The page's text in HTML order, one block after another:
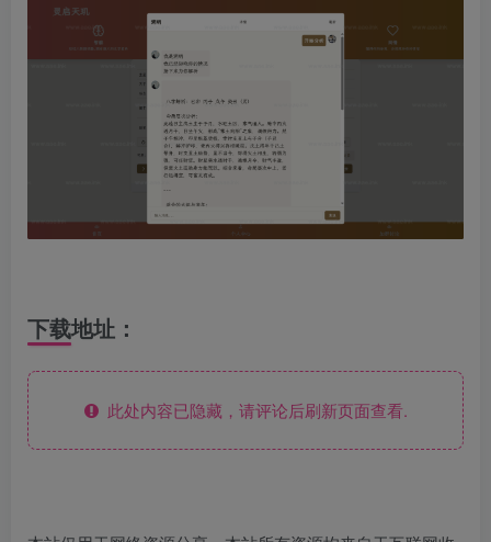
下载地址：
此处内容已隐藏，请评论后刷新页面查看.